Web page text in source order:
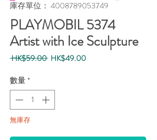
庫存單位： 4008789053749
PLAYMOBIL 5374
Artist with Ice Sculpture
HK$59.00 一
格
HK$49.00促
數量*
無庫存